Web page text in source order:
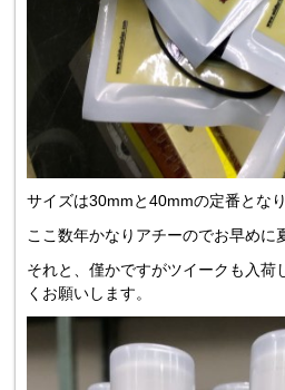
サイズは30mmと40mmの定番となり
ここ数年かなりアチーのでお早めに
それと、僅かですがツイークも入荷
くお願いします。